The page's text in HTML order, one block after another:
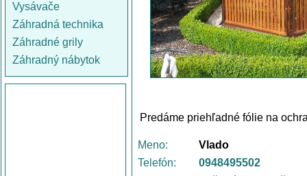
Vysávače
Záhradná technika
Záhradné grily
Záhradný nábytok
Predáme priehľadné fólie na
Meno:
Vlado
Telefón:
0948495502